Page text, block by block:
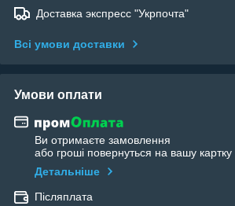
Доставка экспресс "Укрпочта"
Всі умови доставки
Умови оплати
Ви отримаєте замовлення
або гроші повернуться на вашу картку
Детальніше
Післяплата